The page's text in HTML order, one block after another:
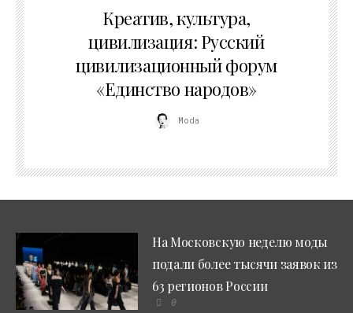
Креатив, культура,
цивилизация: Русский
цивилизационный форум
«Единство народов»
Moda
На Московскую неделю моды
подали более тысячи заявок из
63 регионов России
0